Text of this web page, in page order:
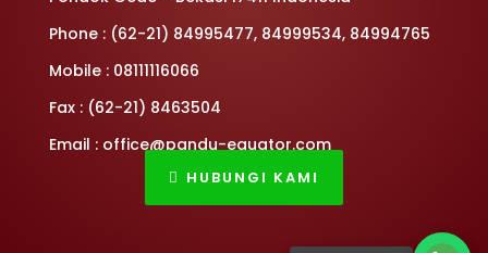
Phone : (62-21) 84995477, 84999534, 84994765
Mobile : 08111116066
Fax : (62-21) 8463504
Email : office@pandu-equator.com
HUBUNGI KAMI